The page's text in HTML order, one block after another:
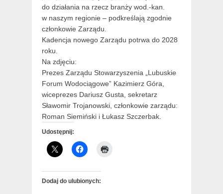
do działania na rzecz branży wod.-kan.
w naszym regionie – podkreślają zgodnie
członkowie Zarządu.
Kadencja nowego Zarządu potrwa do 2028
roku.
Na zdjęciu:
Prezes Zarządu Stowarzyszenia „Lubuskie
Forum Wodociągowe” Kazimierz Góra,
wiceprezes Dariusz Gusta, sekretarz
Sławomir Trojanowski, członkowie zarządu:
Roman Siemiński i Łukasz Szczerbak.
Udostępnij:
Dodaj do ulubionych: